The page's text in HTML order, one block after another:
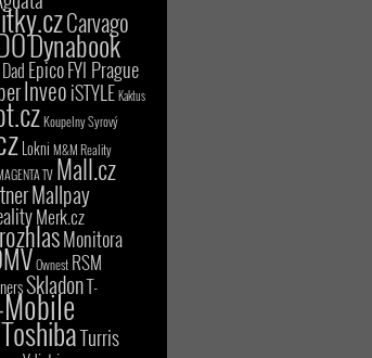
Carvago
Dynabook
EpicoFYI Prague
InveoiSTYLEKaktus
Koupelny Syrový
Lokni M&M Reality
TV Mall.cz
Mallpay
Merk.cz
Monitora
Ownest RSM
SkladonT-
ToshibaTurris